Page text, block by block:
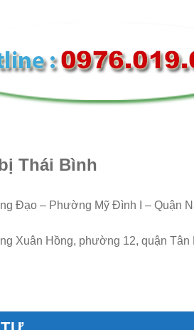
Thái Bình
Đạo – Phường Mỹ Đình I – Quận
Xuân Hồng, phường 12, quận